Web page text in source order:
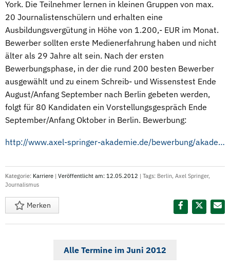
York. Die Teilnehmer lernen in kleinen Gruppen von max.
20 Journalistenschülern und erhalten eine
Ausbildungsvergütung in Höhe von 1.200,- EUR im Monat.
Bewerber sollten erste Medienerfahrung haben und nicht
älter als 29 Jahre alt sein. Nach der ersten
Bewerbungsphase, in der die rund 200 besten Bewerber
ausgewählt und zu einem Schreib- und Wissenstest Ende
August/Anfang September nach Berlin gebeten werden,
folgt für 80 Kandidaten ein Vorstellungsgespräch Ende
September/Anfang Oktober in Berlin. Bewerbung:
http://www.axel-springer-akademie.de/bewerbung/akademie.html
Kategorie: Karriere | Veröffentlicht am: 12.05.2012 | Tags: Berlin, Axel Springer,
Journalismus
Merken
Alle Termine im Juni 2012